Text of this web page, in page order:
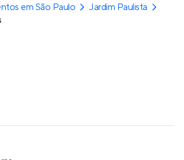
em São Paulo
Jardim Paulista